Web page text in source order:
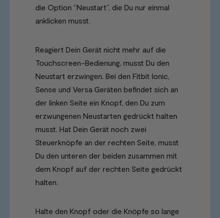
die Option “Neustart”, die Du nur einmal
anklicken musst.
Reagiert Dein Gerät nicht mehr auf die
Touchscreen-Bedienung, musst Du den
Neustart erzwingen. Bei den Fitbit Ionic,
Sense und Versa Geräten befindet sich an
der linken Seite ein Knopf, den Du zum
erzwungenen Neustarten gedrückt halten
musst. Hat Dein Gerät noch zwei
Steuerknöpfe an der rechten Seite, musst
Du den unteren der beiden zusammen mit
dem Knopf auf der rechten Seite gedrückt
halten.
Halte den Knopf oder die Knöpfe so lange